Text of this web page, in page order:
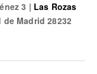
Village.¿Qué
3 | Las Rozas
de Madrid 28232